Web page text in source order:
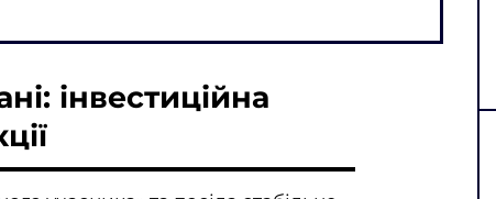
інвестиційна